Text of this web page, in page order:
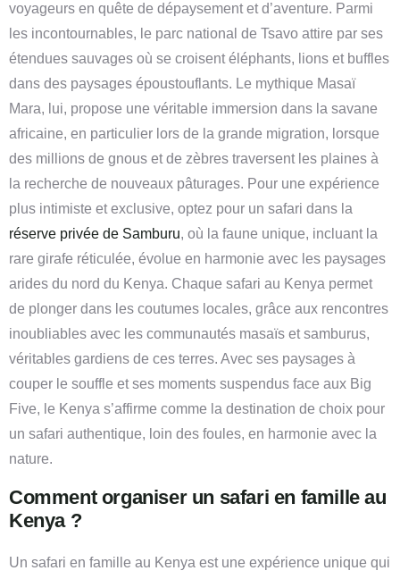
voyageurs en quête de dépaysement et d’aventure. Parmi
les incontournables, le parc national de Tsavo attire par ses
étendues sauvages où se croisent éléphants, lions et buffles
dans des paysages époustouflants. Le mythique Masaï
Mara, lui, propose une véritable immersion dans la savane
africaine, en particulier lors de la grande migration, lorsque
des millions de gnous et de zèbres traversent les plaines à
la recherche de nouveaux pâturages. Pour une expérience
plus intimiste et exclusive, optez pour un safari dans la
réserve privée de Samburu, où la faune unique, incluant la
rare girafe réticulée, évolue en harmonie avec les paysages
arides du nord du Kenya. Chaque safari au Kenya permet
de plonger dans les coutumes locales, grâce aux rencontres
inoubliables avec les communautés masaïs et samburus,
véritables gardiens de ces terres. Avec ses paysages à
couper le souffle et ses moments suspendus face aux Big
Five, le Kenya s’affirme comme la destination de choix pour
un safari authentique, loin des foules, en harmonie avec la
nature.
Comment organiser un safari en famille au
Kenya ?
Un safari en famille au Kenya est une expérience unique qui